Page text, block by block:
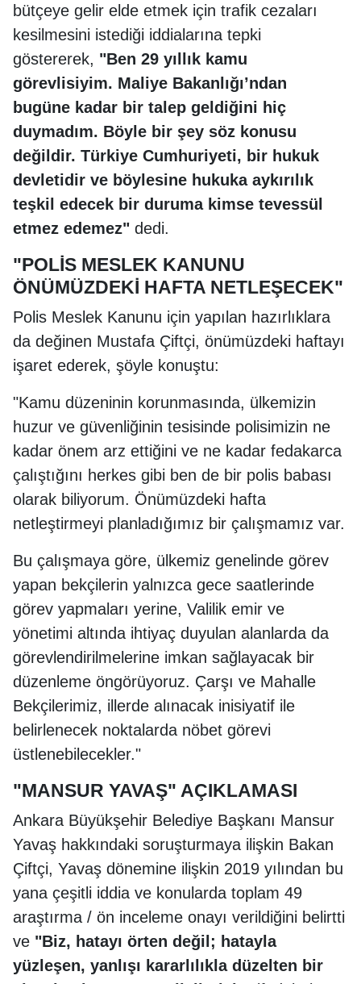
bütçeye gelir elde etmek için trafik cezaları
kesilmesini istediği iddialarına tepki
göstererek, "Ben 29 yıllık kamu
görevlisiyim. Maliye Bakanlığı’ndan
bugüne kadar bir talep geldiğini hiç
duymadım. Böyle bir şey söz konusu
değildir. Türkiye Cumhuriyeti, bir hukuk
devletidir ve böylesine hukuka aykırılık
teşkil edecek bir duruma kimse tevessül
etmez edemez" dedi.
"POLİS MESLEK KANUNU
ÖNÜMÜZDEKİ HAFTA NETLEŞECEK"
Polis Meslek Kanunu için yapılan hazırlıklara
da değinen Mustafa Çiftçi, önümüzdeki haftayı
işaret ederek, şöyle konuştu:
"Kamu düzeninin korunmasında, ülkemizin
huzur ve güvenliğinin tesisinde polisimizin ne
kadar önem arz ettiğini ve ne kadar fedakarca
çalıştığını herkes gibi ben de bir polis babası
olarak biliyorum. Önümüzdeki hafta
netleştirmeyi planladığımız bir çalışmamız var.
Bu çalışmaya göre, ülkemiz genelinde görev
yapan bekçilerin yalnızca gece saatlerinde
görev yapmaları yerine, Valilik emir ve
yönetimi altında ihtiyaç duyulan alanlarda da
görevlendirilmelerine imkan sağlayacak bir
düzenleme öngörüyoruz. Çarşı ve Mahalle
Bekçilerimiz, illerde alınacak inisiyatif ile
belirlenecek noktalarda nöbet görevi
üstlenebilecekler."
"MANSUR YAVAŞ" AÇIKLAMASI
Ankara Büyükşehir Belediye Başkanı Mansur
Yavaş hakkındaki soruşturmaya ilişkin Bakan
Çiftçi, Yavaş dönemine ilişkin 2019 yılından bu
yana çeşitli iddia ve konularda toplam 49
araştırma / ön inceleme onayı verildiğini belirtti
ve "Biz, hatayı örten değil; hatayla
yüzleşen, yanlışı kararlılıkla düzelten bir